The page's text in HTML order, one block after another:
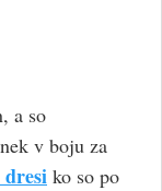
a so
v boju za
dresi ko so po